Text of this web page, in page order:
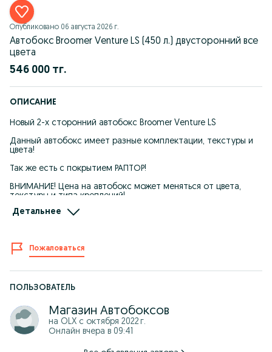
Опубликовано 06 августа 2026 г.
Автобокс Broomer Venture LS (450 л.) двусторонний все
цвета
546 000 тг.
ОПИСАНИЕ
Новый 2-х сторонний автобокс Broomer Venture LS
Данный автобокс имеет разные комплектации, текстуры и
цвета!
Так же есть с покрытием РАПТОР!
ВНИМАНИЕ! Цена на автобокс может меняться от цвета,
текстуры и типа креплений!
Допустимая нагрузка - 75 кг.
Цвет - опционный.
Вес бокса - 18,3 кг.
Открытие - боковое (двухстороннее)
Замок - центральный, с ключом, фиксирует крышку в 6
Материал - АБС пластик.
Режим работы: ПН-ВС: 09:00 до 18:00
Самовывоз: г. Уральск, ул. Шолохова 33, Рынок "Salem" Бутик
Детальнее
Пожаловаться
ПОЛЬЗОВАТЕЛЬ
Магазин Автобоксов
на OLX с октября 2022 г.
Онлайн вчера в 09:41